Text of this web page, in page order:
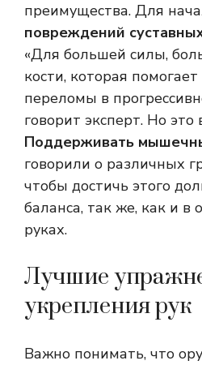
преимущества. Для
повреждений
«Для большей силы,
кости, которая
переломы в
говорит эксперт. Но это
Поддерживать
говорили о различных
чтобы достичь этого
баланса, так же, как и
руках.
Лучшие
укрепления рук
Важно понимать, что